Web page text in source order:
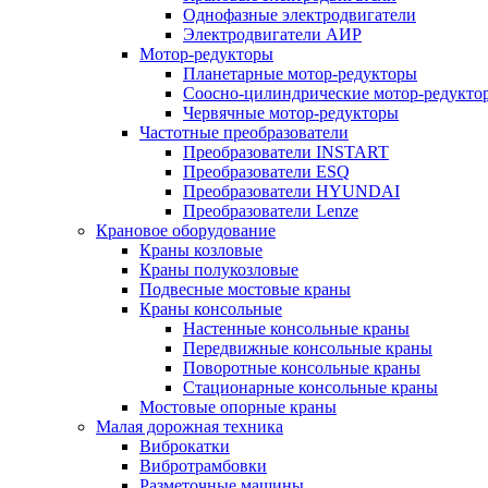
Однофазные электродвигатели
Электродвигатели АИР
Мотор-редукторы
Планетарные мотор-редукторы
Соосно-цилиндрические мотор-
Червячные мотор-редукторы
Частотные преобразователи
Преобразователи INSTART
Преобразователи ESQ
Преобразователи HYUNDAI
Преобразователи Lenze
Крановое оборудование
Краны козловые
Краны полукозловые
Подвесные мостовые краны
Краны консольные
Настенные консольные краны
Передвижные консольные краны
Поворотные консольные краны
Стационарные консольные краны
Мостовые опорные краны
Малая дорожная техника
Виброкатки
Вибротрамбовки